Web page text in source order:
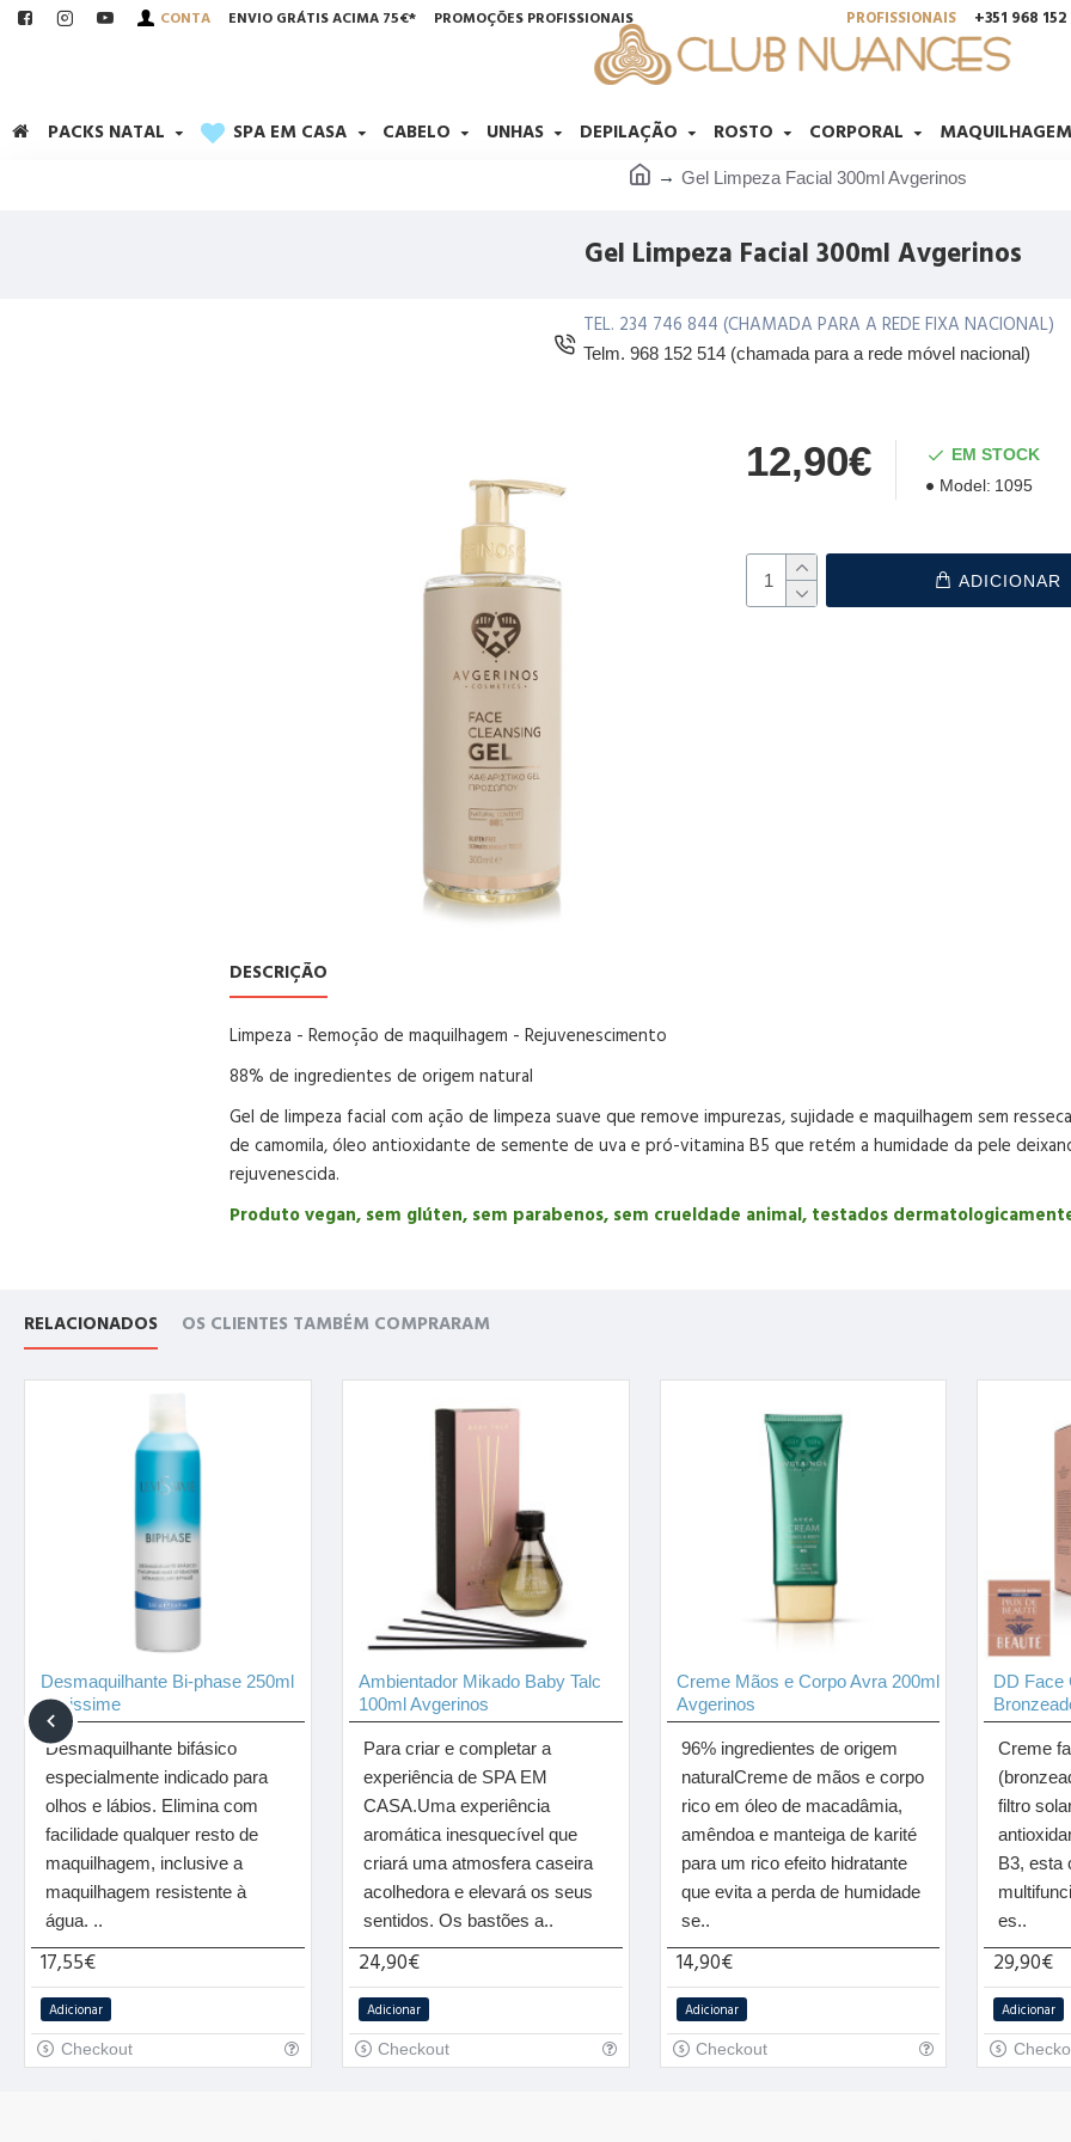
CONTA ENVIO GRÁTIS ACIMA 75€* PROMOÇÕES PROFISSIONAIS PROFISSIONAIS +351 968
PACKS NATAL SPA EM CASA CABELO UNHAS DEPILAÇÃO ROSTO CORPORAL MAQUILHAGEM
Gel Limpeza Facial 300ml Avgerinos
Gel Limpeza Facial 300ml Avgerinos
TEL. 234 746 844 (CHAMADA PARA A REDE FIXA NACIONAL)
Telm. 968 152 514 (chamada para a rede móvel nacional)
12,90€
EM STOCK
Model: 1095
ADICIONAR
DESCRIÇÃO
Limpeza - Remoção de maquilhagem - Rejuvenescimento
88% de ingredientes de origem natural
Gel de limpeza facial com ação de limpeza suave que remove impurezas, sujidade e maquilhagem sem
de camomila, óleo antioxidante de semente de uva e pró-vitamina B5 que retém a humidade da pele
rejuvenescida.
Produto vegan, sem glúten, sem parabenos, sem crueldade animal, testados
RELACIONADOS OS CLIENTES TAMBÉM COMPRARAM
Desmaquilhante Bi-phase 250ml
Levissime
Desmaquilhante bifásico
especialmente indicado para
olhos e lábios. Elimina com
facilidade qualquer resto de
maquilhagem, inclusive a
maquilhagem resistente à
água. ..
17,55€
Adicionar
Checkout
Ambientador Mikado Baby Talc
100ml Avgerinos
Para criar e completar a
experiência de SPA EM
CASA.Uma experiência
aromática inesquecível que
criará uma atmosfera caseira
acolhedora e elevará os seus
sentidos. Os bastões a..
24,90€
Adicionar
Checkout
Creme Mãos e Corpo Avra 200ml
Avgerinos
96% ingredientes de origem
naturalCreme de mãos e corpo
rico em óleo de macadâmia,
amêndoa e manteiga de karité
para um rico efeito hidratante
que evita a perda de humidade
se..
14,90€
Adicionar
Checkout
DD Face
Creme
filtro
B3, esta
es..
29,90€
Adicionar